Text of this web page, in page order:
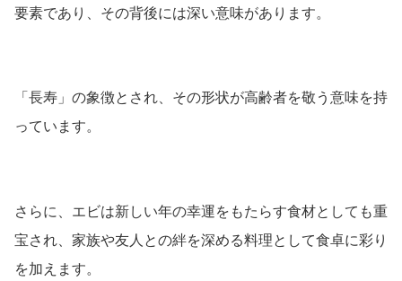
要素であり、その背後には深い意味があります。
「長寿」の象徴とされ、その形状が高齢者を敬う意味を持
っています。
さらに、エビは新しい年の幸運をもたらす食材としても重
宝され、家族や友人との絆を深める料理として食卓に彩り
を加えます。